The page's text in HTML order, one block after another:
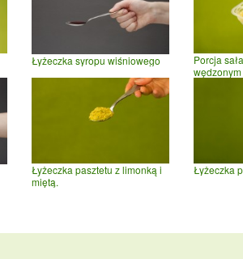
Łyżeczka syropu wiśniowego
Porcja
Łyżeczka pasztetu z limonką i
miętą.
Łyżeczka